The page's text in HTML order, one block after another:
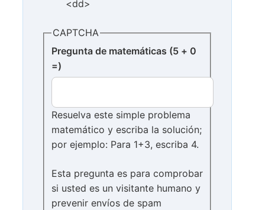
<dd>
CAPTCHA
Pregunta de matemáticas (5 + 0
=)
Resuelva este simple problema
matemático y escriba la solución;
por ejemplo: Para 1+3, escriba 4.
Esta pregunta es para comprobar
si usted es un visitante humano y
prevenir envíos de spam